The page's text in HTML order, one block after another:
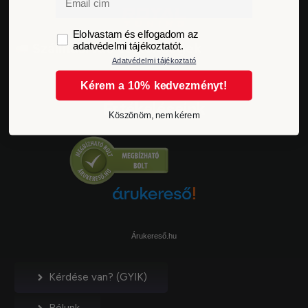
Szállítási idő és költségek
Értékeléseink
Árukereső.hu
Kérdése van? (GYIK)
GDPRElolvastam és elfogadom az
adatvédelmi tájékoztatót.
Adatvédelmi tájékoztató
Kérem a 10% kedvezményt!
Köszönöm, nem kérem